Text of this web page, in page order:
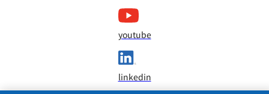
youtube
linkedin